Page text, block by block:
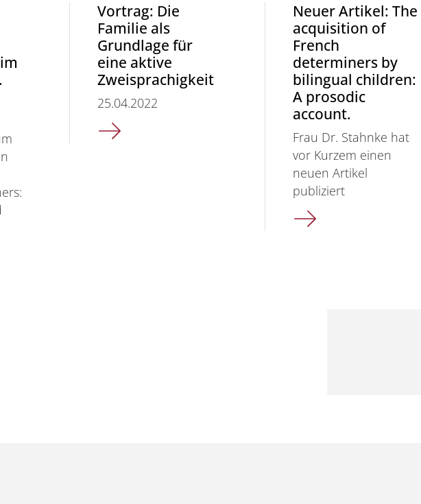
Vortrag: Die
Familie als
Grundlage für
eine aktive
Zweisprachigkeit
25.04.2022
Neuer Artikel: The
acquisition of
French
determiners by
bilingual children:
A prosodic
account.
Frau Dr. Stahnke hat
vor Kurzem einen
neuen Artikel
publiziert